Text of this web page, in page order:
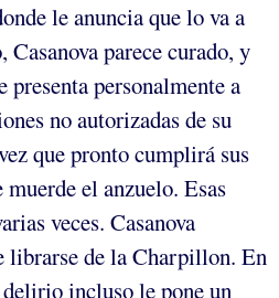
le anuncia que lo va a
parece curado, y
personalmente a
no autorizadas de su
que pronto cumplirá sus
muerde el anzuelo. Esas
veces. Casanova
librarse de la Charpillon. En
incluso le pone un